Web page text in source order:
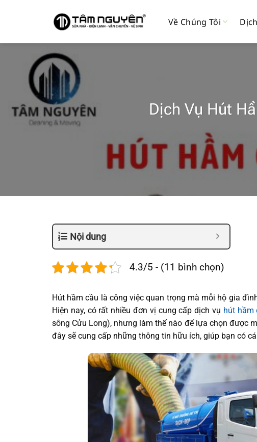
dung
Về Chúng Tôi
Dịch Vụ Hút
Nội dung
4.3/5 - (11 bình chọn)
Hút hầm cầu là công việc quan trọng mà mỗi hộ gia
Hiện nay, có rất nhiều đơn vị cung cấp dịch vụ hút hầm
sông Cửu Long), nhưng làm thế nào để lựa chọn được
đây sẽ cung cấp những thông tin hữu ích, giúp bạn có